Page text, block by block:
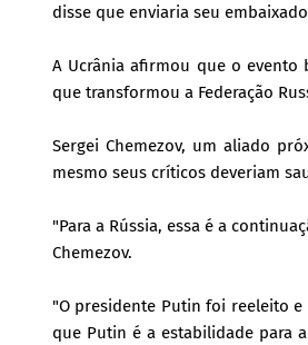
disse que enviaria seu
A Ucrânia afirmou que o evento
que transformou a Federação
Sergei Chemezov, um aliado
mesmo seus críticos deveriam
"Para a Rússia, essa é a
Chemezov.
"O presidente Putin foi reeleito
que Putin é a estabilidade para